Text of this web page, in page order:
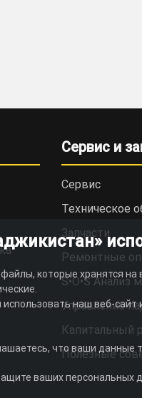
Сервис и
Сервис
Техническое
Запчасти
Ремонтные
S•O•S Анализ
Управление
Капитальный
Полезные
которые хранятся
наш веб-
что ваши
ваших персональных